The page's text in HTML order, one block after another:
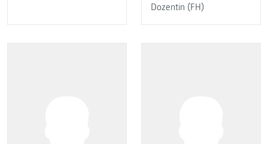
Dozentin (FH)